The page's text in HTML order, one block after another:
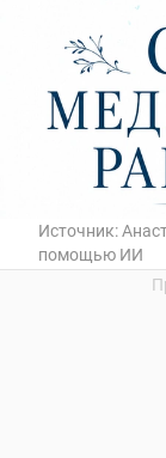
Источник:
помощью ИИ